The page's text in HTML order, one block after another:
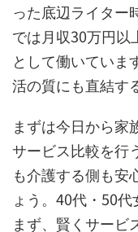
った底辺ライター
では月収30万円以
として働いていま
活の質にも直結す
まずは今日から家
サービス比較を行
も介護する側も安
ょう。40代・50
まず、賢くサービ